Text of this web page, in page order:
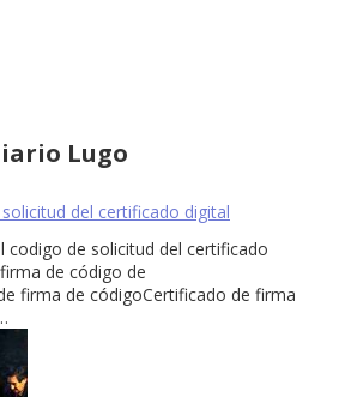
Lugo
del certificado digital
codigo de solicitud del certificado
de código de
firma de códigoCertificado de firma